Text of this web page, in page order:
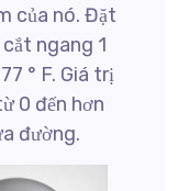
của nó. Đặt
ngang 1
° F. Giá trị
0 đến hơn
đường.